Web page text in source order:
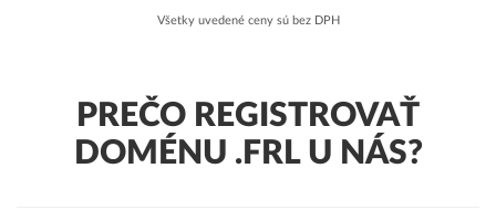
Všetky uvedené ceny sú bez DPH
PREČO REGISTROVAŤ
DOMÉNU .FRL U NÁS?